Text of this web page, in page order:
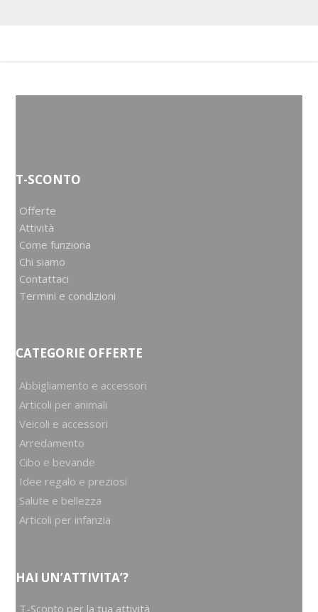
T-SCONTO
Offerte
Attività
Come funziona
Chi siamo
Contattaci
Termini e condizioni
CATEGORIE OFFERTE
Abbigliamento e accessori
Articoli per animali
Veicoli e accessori
Arredamento
Cibo e bevande
Idee regalo e preziosi
Salute e bellezza
Articoli per infanzia
HAI UN’ATTIVITA’?
T-Sconto per la tua attività